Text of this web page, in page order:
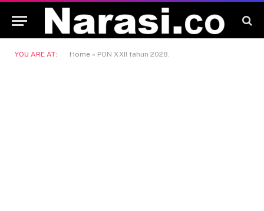
YOU ARE AT: Home » PON XXII tahun 2028.